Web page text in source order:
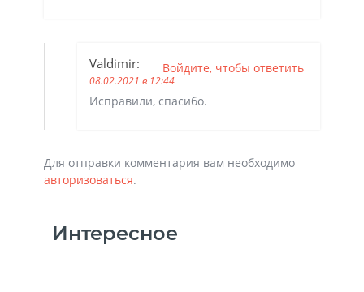
Valdimir:
08.02.2021 в 12:44
Исправили, спасибо.
Войдите, чтобы ответить
Для отправки комментария вам необходимо
авторизоваться.
Интересное